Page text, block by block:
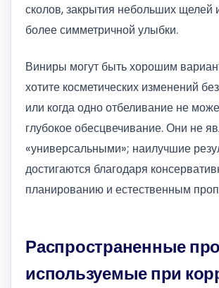
сколов, закрытия небольших щелей
более симметричной улыбки.
Виниры могут быть хорошим
хотите косметических изменений
или когда одно отбеливание не
глубокое обесцвечивание. Они не
«универсальными»; наилучшие
достигаются благодаря
планированию и естественным
Распространенные
используемые при